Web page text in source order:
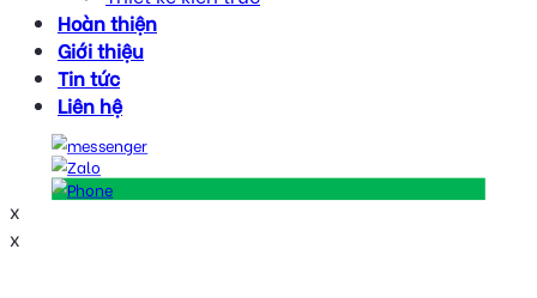
Hoàn thiện
Giới thiệu
Tin tức
Liên hệ
x
x